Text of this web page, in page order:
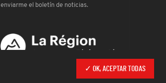
enviarme el boletín de noticias.
✓ OK, ACEPTAR TODAS